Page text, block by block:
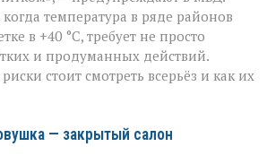
МВД — о
том,
как
уберечь
себя
и
температура в ряде районов
в +40 °C, требует не просто
и продуманных действий.
стоит смотреть всерьёз и как их
— закрытый салон